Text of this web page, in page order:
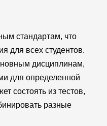
стандартам, что
для всех студентов.
дисциплинам,
для определенной
состоять из тестов,
разные